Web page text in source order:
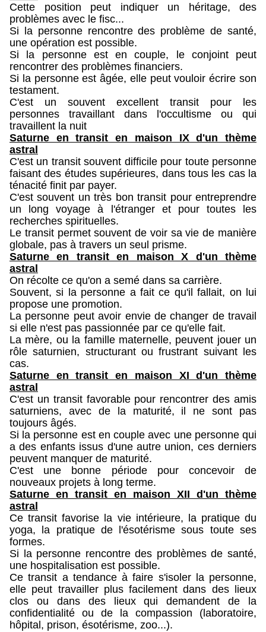
Cette position peut indiquer un héritage, des
problèmes avec le fisc...
Si la personne rencontre des problème de santé,
une opération est possible.
Si la personne est en couple, le conjoint peut
rencontrer des problèmes financiers.
Si la personne est âgée, elle peut vouloir écrire son
testament.
C'est un souvent excellent transit pour les
personnes travaillant dans l'occultisme ou qui
travaillent la nuit
Saturne en transit en maison IX d'un thème
astral
C'est un transit souvent difficile pour toute personne
faisant des études supérieures, dans tous les cas la
ténacité finit par payer.
C'est souvent un très bon transit pour entreprendre
un long voyage à l'étranger et pour toutes les
recherches spirituelles.
Le transit permet souvent de voir sa vie de manière
globale, pas à travers un seul prisme.
Saturne en transit en maison X d'un thème
astral
On récolte ce qu'on a semé dans sa carrière.
Souvent, si la personne a fait ce qu'il fallait, on lui
propose une promotion.
La personne peut avoir envie de changer de travail
si elle n'est pas passionnée par ce qu'elle fait.
La mère, ou la famille maternelle, peuvent jouer un
rôle saturnien, structurant ou frustrant suivant les
cas.
Saturne en transit en maison XI d'un thème
astral
C'est un transit favorable pour rencontrer des amis
saturniens, avec de la maturité, il ne sont pas
toujours âgés.
Si la personne est en couple avec une personne qui
a des enfants issus d'une autre union, ces derniers
peuvent manquer de maturité.
C'est une bonne période pour concevoir de
nouveaux projets à long terme.
Saturne en transit en maison XII d'un thème
astral
Ce transit favorise la vie intérieure, la pratique du
yoga, la pratique de l'ésotérisme sous toute ses
formes.
Si la personne rencontre des problèmes de santé,
une hospitalisation est possible.
Ce transit a tendance à faire s'isoler la personne,
elle peut travailler plus facilement dans des lieux
clos ou dans des lieux qui demandent de la
confidentialité ou de la compassion (laboratoire,
hôpital, prison, ésotérisme, zoo...).